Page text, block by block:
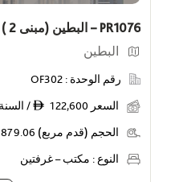
PR1076 – البطين (مبنى 2 )
البطين
رقم الوحدة : OF302
السعر ê 122,600 / السنة
الحجم (قدم مربع) 879.06
النوع : مكتب – غرفتين